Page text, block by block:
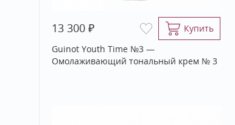
13 300 ₽
Купить
Guinot Youth Time №3 —
Омолаживающий тональный крем № 3